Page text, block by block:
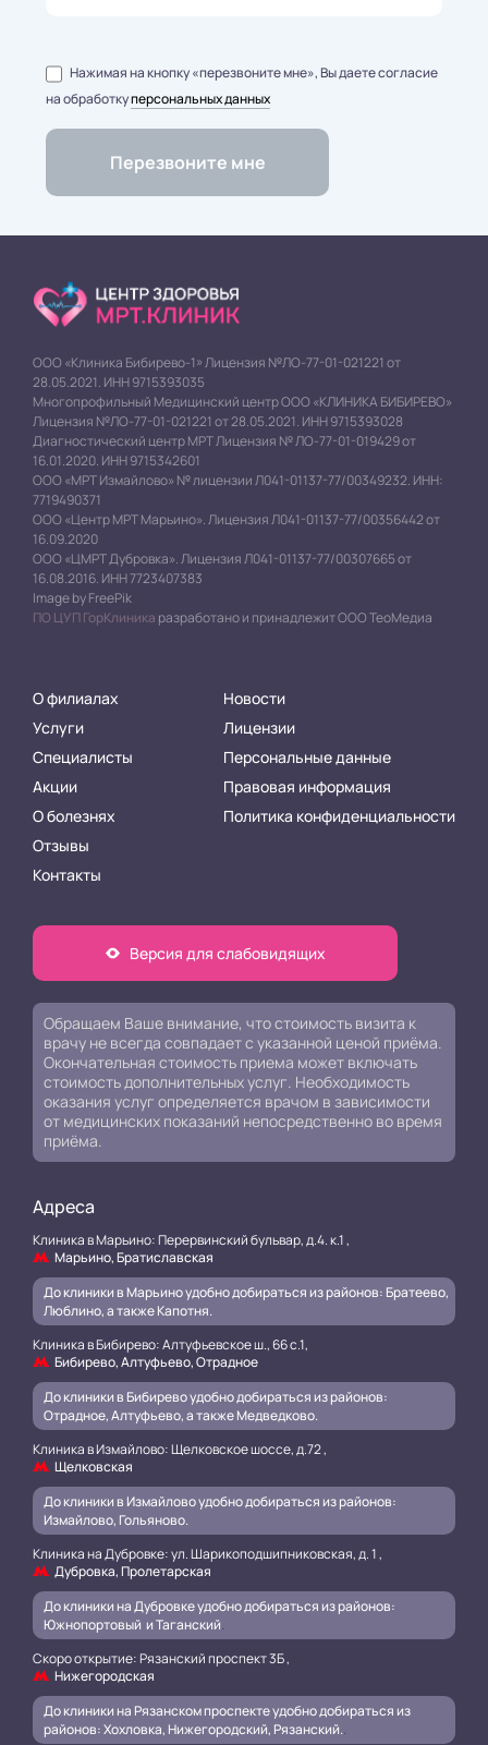
Нажимая на кнопку «перезвоните мне», Вы даете согласие
на обработкуперсональных данных
ООО «Клиника Бибирево-1» Лицензия №ЛО-77-01-021221 от
28.05.2021. ИНН 9715393035
Многопрофильный Медицинский центр ООО «КЛИНИКА БИБИРЕВО»
Лицензия №ЛО-77-01-021221 от 28.05.2021. ИНН 9715393028
Диагностический центр МРТ Лицензия № ЛО-77-01-019429 от
16.01.2020. ИНН 9715342601
ООО «МРТ Измайлово» № лицензии Л041-01137-77/00349232. ИНН:
7719490371
ООО «Центр МРТ Марьино». Лицензия Л041-01137-77/00356442 от
16.09.2020
ООО «ЦМРТ Дубровка». Лицензия Л041-01137-77/00307665 от
16.08.2016. ИНН 7723407383
Image by FreePik
ПО ЦУП ГорКлиника разработано и принадлежит ООО ТеоМедиа
О филиалах
Услуги
Специалисты
Акции
О болезнях
Отзывы
Контакты
Новости
Лицензии
Персональные данные
Правовая информация
Политика конфиденциальности
Версия для слабовидящих
Обращаем Ваше внимание, что стоимость визита к
врачу не всегда совпадает с указанной ценой приёма.
Окончательная стоимость приема может включать
стоимость дополнительных услуг. Необходимость
оказания услуг определяется врачом в зависимости
от медицинских показаний непосредственно во время
приёма.
Адреса
Клиника в Марьино: Перервинский бульвар, д.4. к.1 ,
Марьино, Братиславская
До клиники в Марьино удобно добираться из районов: Братеево,
Люблино, а также Капотня.
Клиника в Бибирево: Алтуфьевское ш., 66 с.1,
Бибирево, Алтуфьево, Отрадное
До клиники в Бибирево удобно добираться из районов:
Отрадное, Алтуфьево, а также Медведково.
Клиника в Измайлово: Щелковское шоссе, д.72 ,
Щелковская
До клиники в Измайлово удобно добираться из районов:
Измайлово, Гольяново.
Клиника на Дубровке: ул. Шарикоподшипниковская, д. 1 ,
Дубровка, Пролетарская
До клиники на Дубровке удобно добираться из районов:
Южнопортовый и Таганский.
Скоро открытие: Рязанский проспект 3Б ,
Нижегородская
До клиники на Рязанском проспекте удобно добираться из
районов: Хохловка, Нижегородский, Рязанский..